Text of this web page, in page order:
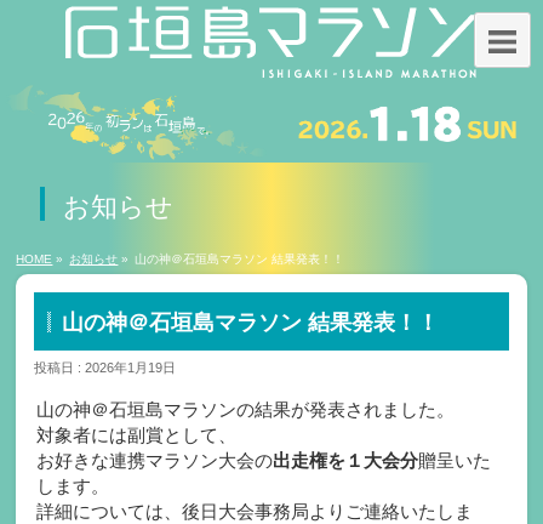
お知らせ
HOME » お知らせ » 山の神＠石垣島マラソン 結果発表！！
山の神＠石垣島マラソン 結果発表！！
投稿日 : 2026年1月19日
山の神＠石垣島マラソンの結果が発表されました。
対象者には副賞として、
お好きな連携マラソン大会の出走権を１大会分贈呈いた
します。
詳細については、後日大会事務局よりご連絡いたしま